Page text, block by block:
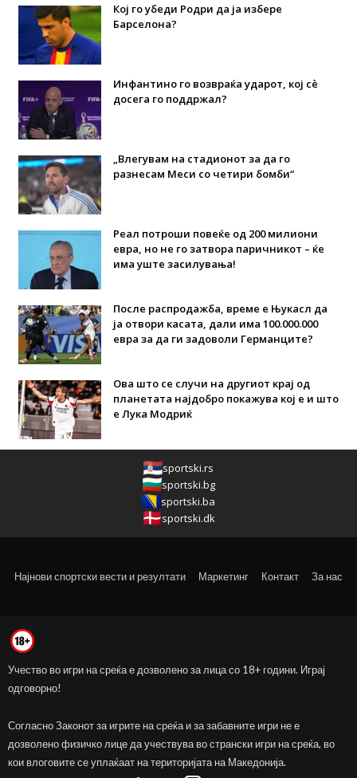
Кој го убеди Родри да ја избере
Барселона?
Инфантино го возвраќа ударот, кој сè
досега го поддржал?
„Влегувам на стадионот за да го
разнесам Меси со четири бомби“
Реал потроши повеќе од 200 милиони
евра, но не го затвора паричникот – ќе
има уште засилувања!
После распродажба, време е Њукасл да
ја отвори касата, дали има 100.000.000
евра за да ги задоволи Германците?
Ова што се случи на другиот крај од
планетата најдобро покажува кој е и што
е Лука Модриќ
sportski.rs
sportski.bg
sportski.ba
sportski.dk
Најнови спортски вести и резултати Маркетинг Контакт За нас
Учество во игри на среќа е дозволено за лица со 18+ години. Играј
одговорно!
Согласно Законот за игрите на среќа и за забавните игри не е
дозволено физичко лице да учествува во странски игри на среќа, во
кои влоговите се уплаќаат на територијата на Македонија.